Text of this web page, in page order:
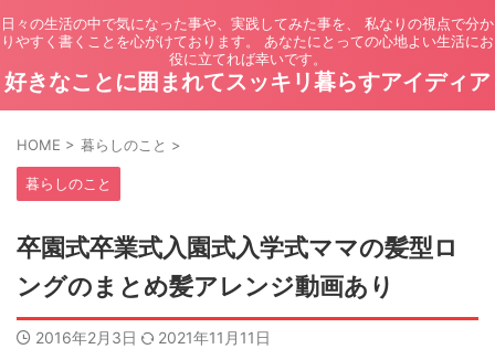
日々の生活の中で気になった事や、実践してみた事を、 私なりの視点で分か
りやすく書くことを心がけております。 あなたにとっての心地よい生活にお
役に立てれば幸いです。
好きなことに囲まれてスッキリ暮らすアイディア
HOME > 暮らしのこと >
暮らしのこと
卒園式卒業式入園式入学式ママの髪型ロ
ングのまとめ髪アレンジ動画あり
2016年2月3日 2021年11月11日